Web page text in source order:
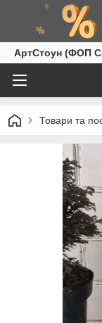
АртСтоун (ФОП
Товари та